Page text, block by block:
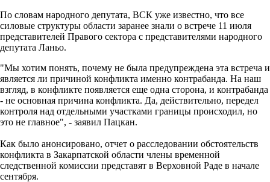
По словам народного депутата, ВСК уже известно, что все
силовые структуры области заранее знали о встрече 11 июля
представителей Правого сектора с представителями народного
депутата Ланьо.
"Мы хотим понять, почему не была предупреждена эта встреча и
является ли причиной конфликта именно контрабанда. На наш
взгляд, в конфликте появляется еще одна сторона, и контрабанда
- не основная причина конфликта. Да, действительно, передел
контроля над отдельными участками границы происходил, но
это не главное", - заявил Пацкан.
Как было анонсировано, отчет о расследовании обстоятельств
конфликта в Закарпатской области члены временной
следственной комиссии представят в Верховной Раде в начале
сентября.